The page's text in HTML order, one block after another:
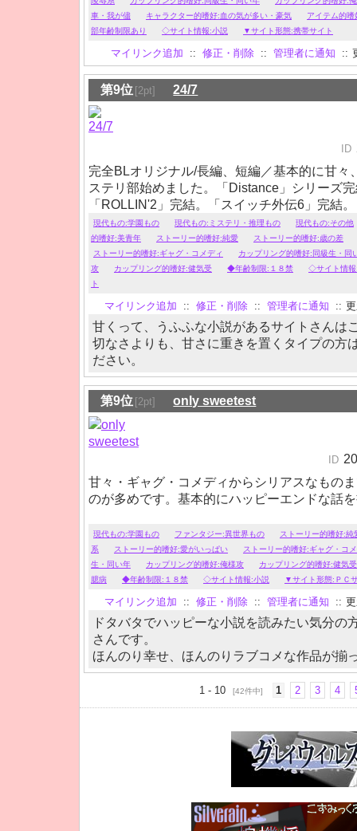
車・我が儘
キャラクター的嗜好:血の気が多い・豪気
アイテム的
部年齢制限あり
◇サイト情報:小説 ▼サイト形態:携帯サイト
マイリンク追加 :: 修正・削除 :: 管理者に通知 ::
第9位 [2pt] 24/7
ID
完全BLオリジナル/長編、短編／基本的に甘々
ステリ部始めました。「Distance」シリーズ
「ROLLIN'2」完結。「スイッチ外伝6」完結
載中。攻めが受けにべた惚れな内容が多いで
現代もの:学園もの 現代もの:ミステリ・推理もの
現代もの:その他
的嗜好:美青年
ストーリー的嗜好:純愛
ストーリー的嗜好:歳の差
ストーリー的嗜好:ギャグ・コメディ
カップリング的嗜好:同級生・同
攻
カップリング的嗜好:健気受 ◆年齢制限:１８禁
◇サイト情報
ト
マイリンク追加 :: 修正・削除 :: 管理者に通知 ::
甘くって、うふふな小説があるサイトさんは
切なさよりも、甘さに重きを置くタイプの方
ださい。
第9位 [2pt] only sweetest
ID
甘々・ギャグ・コメディからシリアスなもの
のが多めです。基本的にハッピーエンドな話
現代もの:学園もの ファンタジー:異世界もの
ストーリー的嗜好:純
系
ストーリー的嗜好:愛がいっぱい
ストーリー的嗜好:ギャグ・コ
生・同い年
カップリング的嗜好:俺様攻
カップリング的嗜好:健気受
臆病
◆年齢制限:１８禁 ◇サイト情報:小説 ▼サイト形態:ＰＣ
マイリンク追加 :: 修正・削除 :: 管理者に通知 ::
ドタバタでハッピーな小説を読みたい気分の
さんです。
ほんのり幸せ、ほんのりラブコメな作品が揃
1 - 10 [42件中] 1 2 3 4